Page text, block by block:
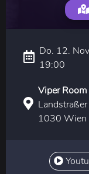
Do. 12.
19:00
Viper Room
1030 Wien